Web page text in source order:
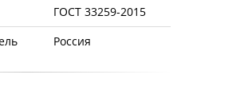
ГОСТ 33259-2015
Россия